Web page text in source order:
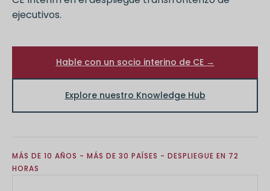
ejecutivos.
Hable con un socio interino de CE →
Explore nuestro Knowledge Hub
MÁS DE 10 AÑOS - MÁS DE 30 PAÍSES - DESPLIEGUE EN 72
HORAS